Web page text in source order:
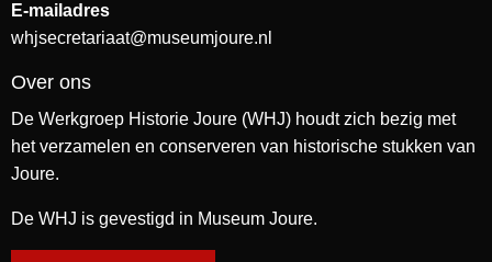
E-mailadres
whjsecretariaat@museumjoure.nl
Over ons
De Werkgroep Historie Joure (WHJ) houdt zich bezig met
het verzamelen en conserveren van historische stukken van
Joure.
De WHJ is gevestigd in Museum Joure.